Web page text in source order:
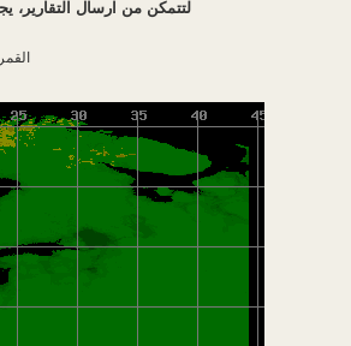
لتتمكن من ارسال